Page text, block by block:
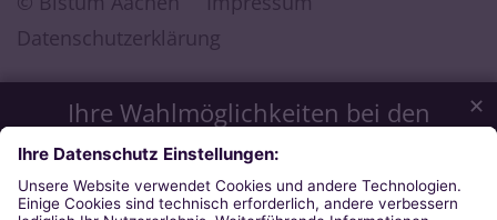
Ihre Wahlmöglichkeiten bei den
Einstellungen zum Datenschutz
Wir möchten Ihnen ein optimales Webseiten-Erlebnis bieten.
Dazu verwenden wir Cookies, die für das Funktionieren
✕
Datenschutzerklärung